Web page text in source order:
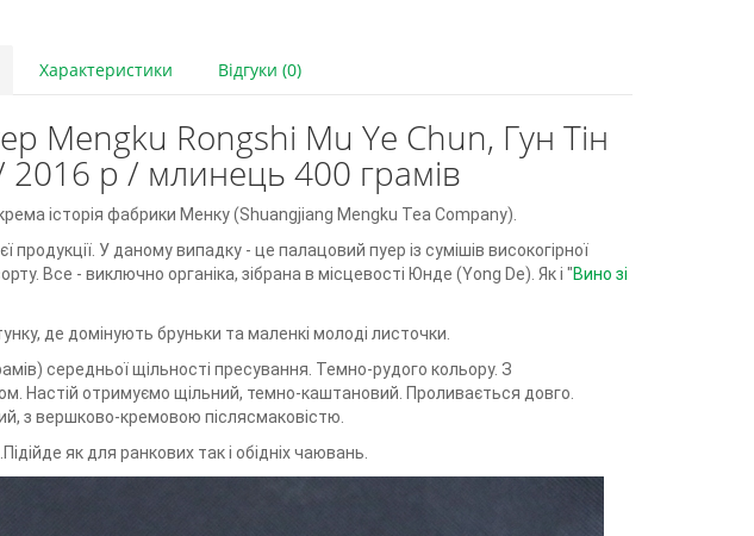
Характеристики Відгуки (0)
Mengku Rongshi Mu Ye Chun, Гун Тін
р / млинець 400 грамів
історія фабрики Менку(Shuangjiang Mengku Tea Company).
продукції. У даному випадку - це палацовий пуер із сумішів високогірної
Все - виключно органіка, зібрана в місцевості Юнде (Yong De). Як і "Вино зі
де домінують бруньки та маленкі молоді листочки.
середньої щільності пресування. Темно-рудого кольору. З
Настій отримуємо щільний, темно-каштановий. Проливається довго.
з вершково-кремовою післясмаковістю.
як для ранкових так і обідніх чаювань.